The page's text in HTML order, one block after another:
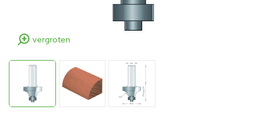
vergroten